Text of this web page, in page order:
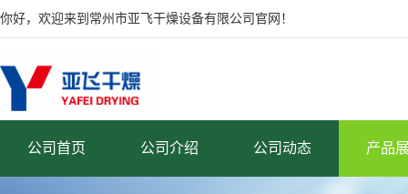
你好，欢迎来到常州市亚飞干燥设备有限公司官网！
公司首页 公司介绍 公司动态 产品